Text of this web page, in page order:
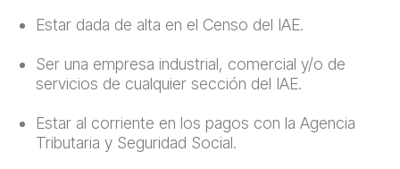
Estar dada de alta en el Censo del IAE.
Ser una empresa industrial, comercial y/o de
servicios de cualquier sección del IAE.
Estar al corriente en los pagos con la Agencia
Tributaria y Seguridad Social.